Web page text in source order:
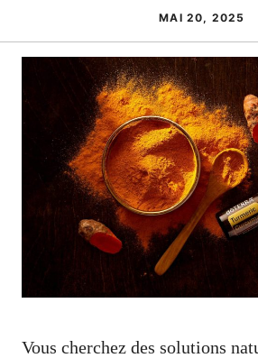
MAI 20, 2025
Vous cherchez des solutions